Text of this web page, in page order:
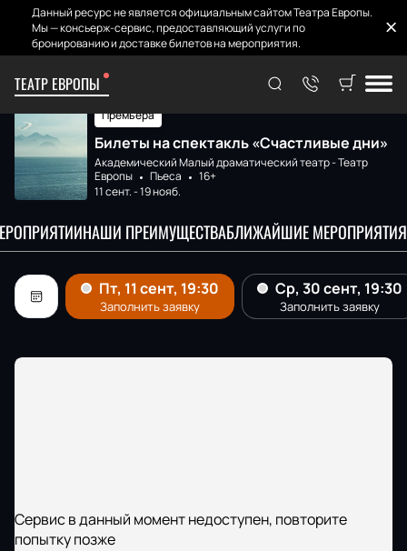
Данный ресурс не является официальным сайтом Театра Европы.
Мы — консьерж-сервис, предоставляющий услуги по
бронированию и доставке билетов на мероприятия.
ТЕАТР ЕВРОПЫ
Главная Афиша и билеты Счастливые дни
Премьера
Билеты на спектакль «Счастливые дни»
Академический Малый драматический театр - Театр
Европы
Пьеса
16+
11 сент.-19 нояб.
НАШИ ПРЕИМУЩЕСТВАБЛИЖАЙШИЕ МЕРОПРИЯТИЯ
Сервис в данный момент недоступен, повторите
попытку позже